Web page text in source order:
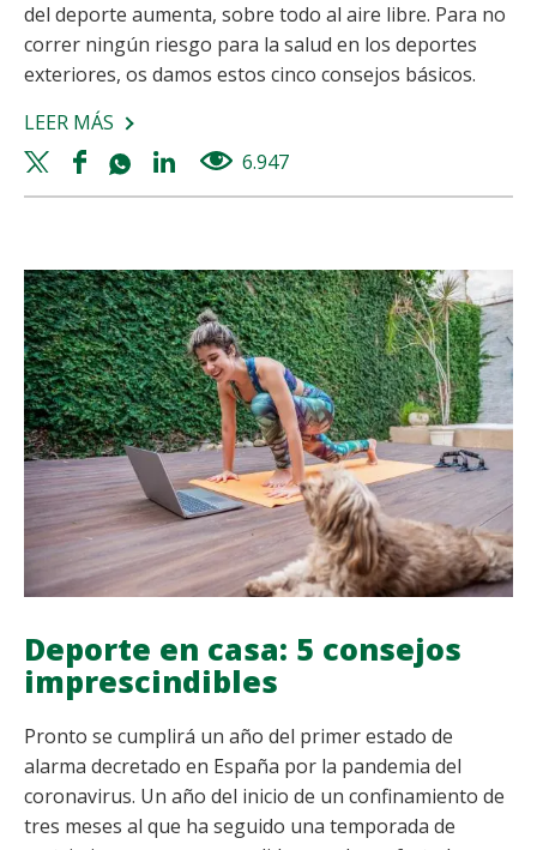
del deporte aumenta, sobre todo al aire libre. Para no
correr ningún riesgo para la salud en los deportes
exteriores, os damos estos cinco consejos básicos.
LEER MÁS SOBRE
CINCO
CONSEJOS
DEPORTE
EN
VERANO
Twitter
share
Facebook
share
Whatsapp
share
Linkedin
share
6.947
Deporte en casa: 5 consejos
imprescindibles
Pronto se cumplirá un año del primer estado de
alarma decretado en España por la pandemia del
coronavirus. Un año del inicio de un confinamiento de
tres meses al que ha seguido una temporada de